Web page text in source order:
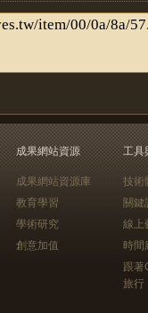
成果網站資源
成果網站資源庫
教育學習
學術研究
創意加值
工具
技術
關鍵
線上
時間
跟
旅行